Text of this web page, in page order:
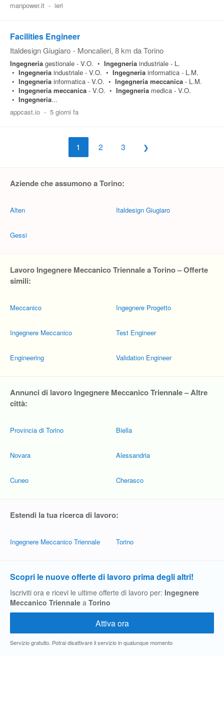
manpower.it - ieri
Facilities Engineer
Italdesign Giugiaro - Moncalieri, 8 km da Torino
Ingegneria gestionale - V.O. • Ingegneria industriale - L.
• Ingegneria industriale - V.O. • Ingegneria informatica - L.M.
• Ingegneria informatica - V.O. • Ingegneria meccanica - L.M.
• Ingegneria meccanica - V.O. • Ingegneria medica - V.O.
• Ingegneria...
appcast.io - 5 giorni fa
1 2 3
Aziende che assumono a Torino:
Alten
Gessi
Italdesign Giugiaro
Lavoro Ingegnere Meccanico Triennale a Torino – Offerte
simili:
Meccanico
Ingegnere Meccanico
Engineering
Ingegnere Progetto
Test Engineer
Validation Engineer
Annunci di lavoro Ingegnere Meccanico Triennale – Altre
città:
Provincia di Torino
Novara
Cuneo
Biella
Alessandria
Cherasco
Estendi la tua ricerca di lavoro:
Ingegnere Meccanico Triennale Torino
Scopri le nuove offerte di lavoro prima degli altri!
Iscriviti ora e ricevi le ultime offerte di lavoro per: Ingegnere
Meccanico Triennale a Torino
Servizio gratuito. Potrai disattivare il servizio in qualunque momento